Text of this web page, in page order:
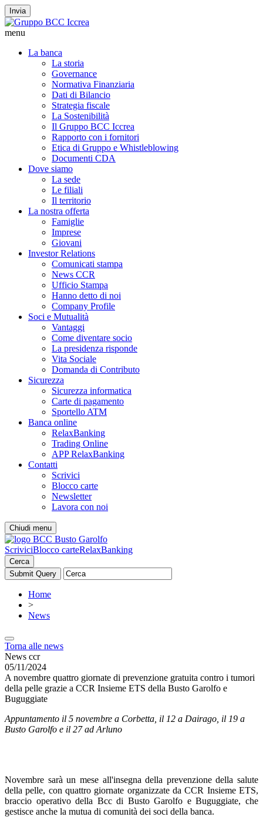
Invia
menu
La banca
La storia
Governance
Normativa Finanziaria
Dati di Bilancio
Strategia fiscale
La Sostenibilità
Il Gruppo BCC Iccrea
Rapporto con i fornitori
Etica di Gruppo e Whistleblowing
Documenti CDA
Dove siamo
La sede
Le filiali
Il territorio
La nostra offerta
Famiglie
Imprese
Giovani
Investor Relations
Comunicati stampa
News CCR
Ufficio Stampa
Hanno detto di noi
Company Profile
Soci e Mutualità
Vantaggi
Come diventare socio
La presidenza risponde
Vita Sociale
Domanda di Contributo
Sicurezza
Sicurezza informatica
Carte di pagamento
Sportello ATM
Banca online
RelaxBanking
Trading Online
APP RelaxBanking
Contatti
Scrivici
Blocco carte
Newsletter
Lavora con noi
Chiudi menu
ScriviciBlocco carteRelaxBanking
Cerca
Home
>
News
Torna alle news
News ccr
05/11/2024
A novembre quattro giornate di prevenzione gratuita contro i tumori
della pelle grazie a CCR Insieme ETS della Busto Garolfo e
Buguggiate
Appuntamento il 5 novembre a Corbetta, il 12 a Dairago, il 19 a
Busto Garolfo e il 27 ad Arluno
Novembre sarà un mese all'insegna della prevenzione della salute
della pelle, con quattro giornate organizzate da CCR Insieme ETS,
braccio operativo della Bcc di Busto Garolfo e Buguggiate, che
gestisce anche la mutua di comunità dei soci della banca.